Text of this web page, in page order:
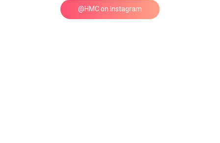
@HMC on Instagram